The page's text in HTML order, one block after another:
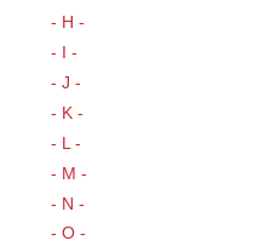
- H -
- I -
- J -
- K -
- L -
- M -
- N -
- O -